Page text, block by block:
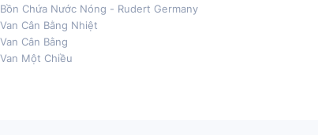
Bồn Chứa Nước Nóng - Rudert Germany
Van Cân Bằng Nhiệt
Van Cân Bằng
Van Một Chiều